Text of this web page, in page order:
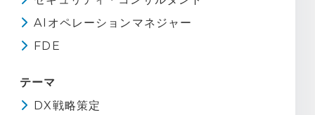
AIオペレーションマネジャー
FDE
テーマ
DX戦略策定